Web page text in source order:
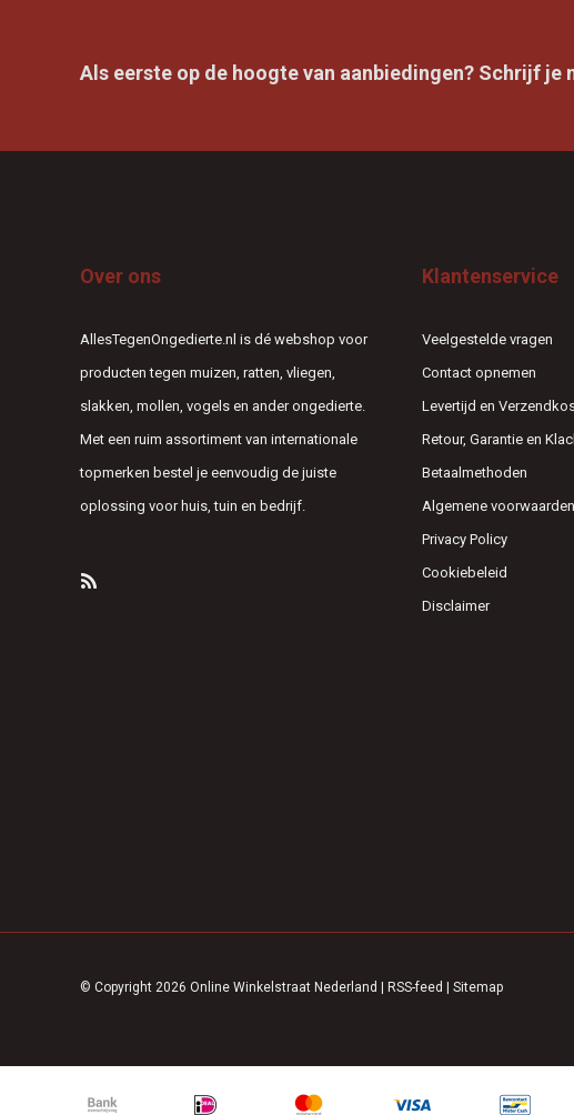
Als eerste op de hoogte van aanbiedingen? Schrijf je
Over ons
AllesTegenOngedierte.nl is dé webshop voor
producten tegen muizen, ratten, vliegen,
slakken, mollen, vogels en ander ongedierte.
Met een ruim assortiment van internationale
topmerken bestel je eenvoudig de juiste
oplossing voor huis, tuin en bedrijf.
Klantenservice
Veelgestelde vragen
Contact opnemen
Levertijd en
Retour, Garantie en
Betaalmethoden
Algemene voorwaarden
Privacy Policy
Cookiebeleid
Disclaimer
© Copyright 2026 Online Winkelstraat Nederland RSS-feed Sitemap